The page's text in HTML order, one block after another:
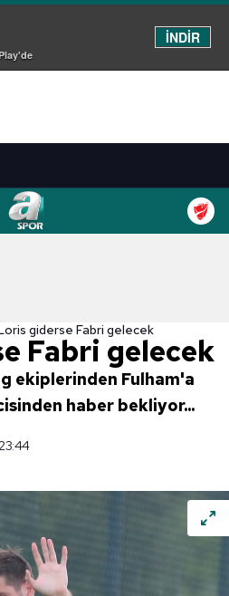
İNDİR
giderse Fabri gelecek
Fabri gelecek
ekiplerinden Fulham'a
haber bekliyor...